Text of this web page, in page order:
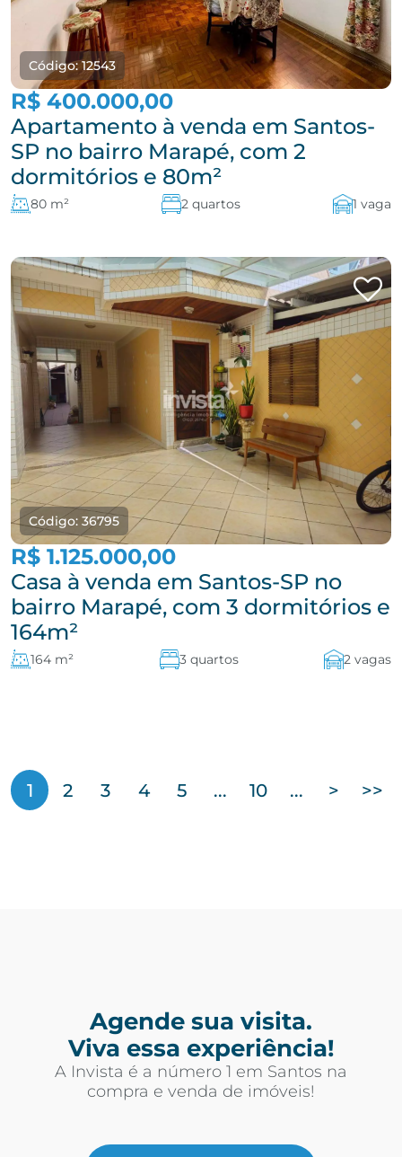
Código: 12543
R$ 400.000,00
Apartamento à venda em Santos-
SP no bairro Marapé, com 2
dormitórios e 80m²
80 m² 2 quartos 1 vaga
Código: 36795
R$ 1.125.000,00
Casa à venda em Santos-SP no
bairro Marapé, com 3 dormitórios e
164m²
164 m² 3 quartos 2 vagas
1 2 3 4 5 ... 10 ... > >>
Agende sua visita.
Viva essa experiência!
A Invista é a número 1 em Santos na
compra e venda de imóveis!